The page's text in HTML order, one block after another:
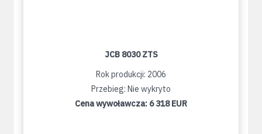
JCB 8030 ZTS
Rok produkcji: 2006
Przebieg: Nie wykryto
Cena wywoławcza: 6 318 EUR